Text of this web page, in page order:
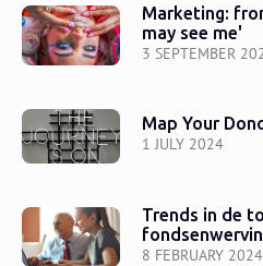
3 SEPTEMBER
Marketing:
may see me'
1 JULY 2024
Map Your
8 FEBRUARY 2024
Trends in de